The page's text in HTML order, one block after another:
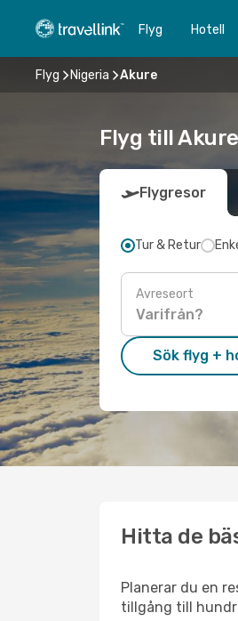
Flyg Hotell
Flyg Nigeria Akure
Flyg till
Flygresor
Tur & Retur
Avreseort
Sök flyg +
Hitta de
Planerar du en
tillgång till